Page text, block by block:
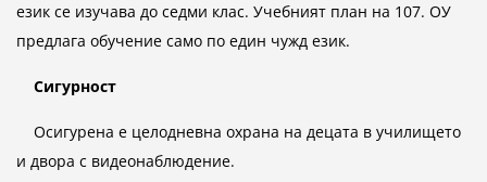
език се изучава до седми клас. Учебният план на 107. ОУ
предлага обучение само по един чужд език.
Сигурност
Осигурена е целодневна охрана на децата в училището
и двора с видеонаблюдение.